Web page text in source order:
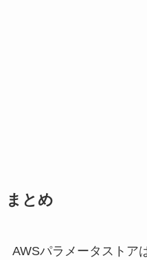
まとめ
AWSパラメータストア